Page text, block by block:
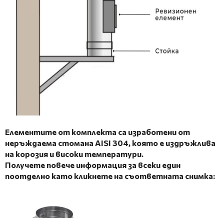
Елементите от комплекта са изработени от
неръждаема стомана AISI 304, която е издръжлива
на корозия и високи температури.
Получете повече информация за всеки един
поотделно като кликнете на съответната снимка: